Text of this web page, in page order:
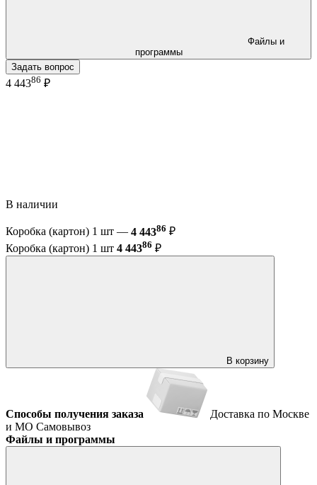
программы
Задать вопрос
4 44386 ₽
В наличии
Коробка (картон) 1 шт — 4 44386 ₽
Коробка (картон) 1 шт 4 44386 ₽
В корзину
Способы получения заказа
Доставка по Москве
и МО Самовывоз
Файлы и программы